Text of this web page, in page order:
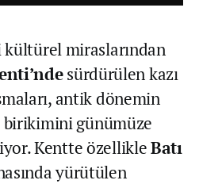
miraslarından
sürdürülen kazı
antik dönemin
günümüze
Kentte özellikleBatı
yürütülen